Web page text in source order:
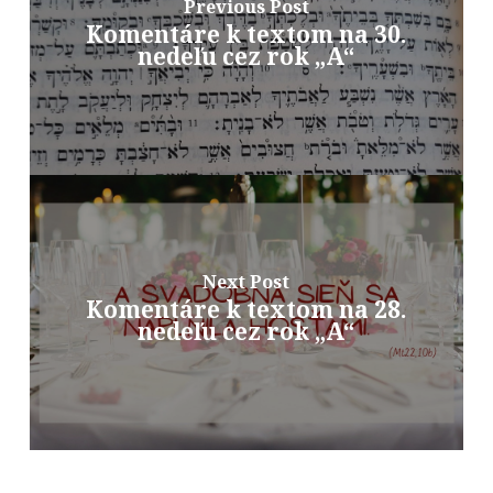
Previous Post
Komentáre k textom na 30.
nedeľu cez rok „A“
Next Post
Komentáre k textom na 28.
nedeľu cez rok „A“